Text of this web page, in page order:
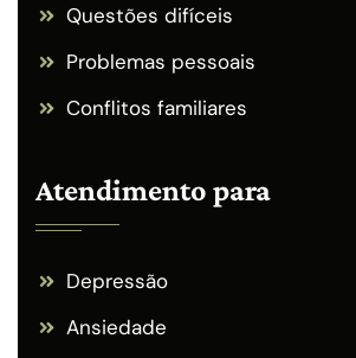
Questões difíceis
Problemas pessoais
Conflitos familiares
Atendimento para
Depressão
Ansiedade